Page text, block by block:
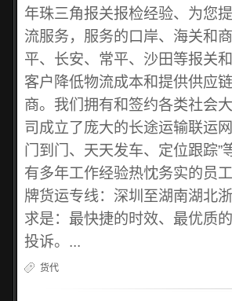
年珠三角报关报检经验、为您
流服务，服务的口岸、海关和
平、长安、常平、沙田等报关
客户降低物流成本和提供供应
商。我们拥有和签约各类社会
司成立了庞大的长途运输联运
门到门、天天发车、定位跟踪
有多年工作经验热忱务实的员
牌货运专线：深圳至湖南湖北
求是：最快捷的时效、最优质
投诉。...
货代